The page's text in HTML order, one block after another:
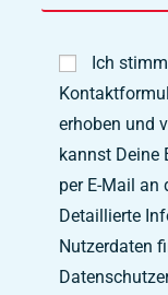
Ich
erhoben und
kannst Deine
per E-Mail an
Detaillierte
Nutzerdaten